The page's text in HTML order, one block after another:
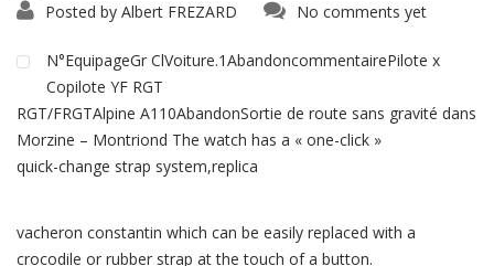
Posted by Albert FREZARD No comments yet
N°EquipageGr ClVoiture.1AbandoncommentairePilote x
Copilote YF RGT
RGT/FRGTAlpine A110AbandonSortie de route sans gravité dans
Morzine – Montriond The watch has a « one-click »
quick-change strap system,replica
vacheron constantin which can be easily replaced with a
crocodile or rubber strap at the touch of a button.